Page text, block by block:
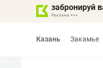
забронируй
Казань Закамье